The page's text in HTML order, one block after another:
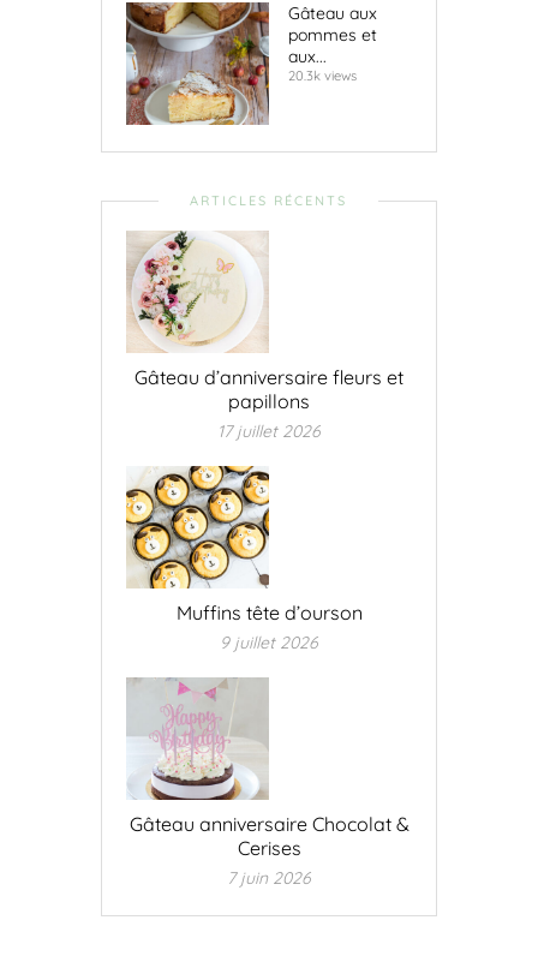
Gâteau aux
pommes et
aux...
20.3k views
ARTICLES RÉCENTS
Gâteau d’anniversaire fleurs et
papillons
17 juillet 2026
Muffins tête d’ourson
9 juillet 2026
Gâteau anniversaire Chocolat &
Cerises
7 juin 2026